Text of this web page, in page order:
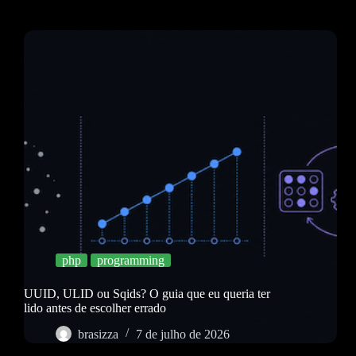
php programming
UUID, ULID ou Sqids? O guia que eu queria ter
lido antes de escolher errado
brasizza
7 de julho de 2026